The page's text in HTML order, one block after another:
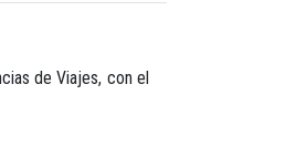
de Viajes, con el